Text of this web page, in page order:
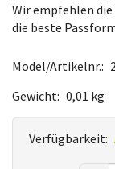
Wir empfehlen
die beste
Model/Artikelnr.:
Gewicht: 0,01 kg
Verfügbarkeit: